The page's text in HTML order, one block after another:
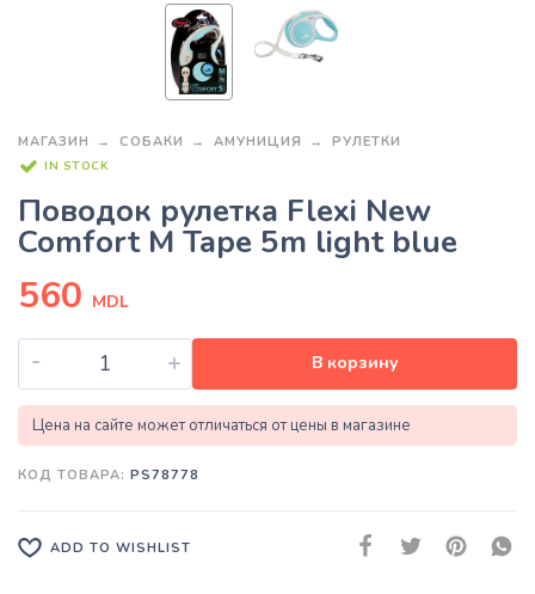
МАГАЗИН СОБАКИ АМУНИЦИЯ РУЛЕТКИ
IN STOCK
Поводок рулетка Flexi New
Comfort M Tape 5m light blue
560 MDL
- + В корзину
Цена на сайте может отличаться от цены в магазине
КОД ТОВАРА: PS78778
ADD TO WISHLIST